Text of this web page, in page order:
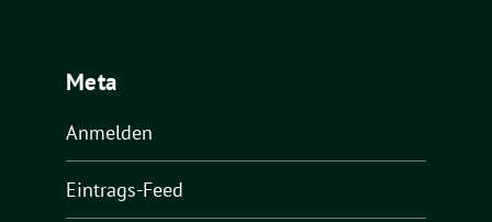
Meta
Anmelden
Eintrags-Feed